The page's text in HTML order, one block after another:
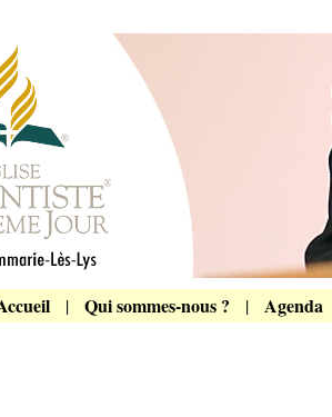
| Qui sommes-nous ? | Agenda